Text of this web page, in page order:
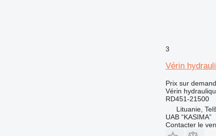
3
Vérin
Prix sur
Vérin
RD451-21500
Lituanie,
UAB “KASIMA”
Contacter le